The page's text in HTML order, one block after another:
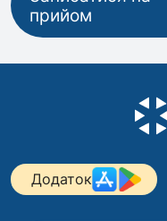
прийом
Додаток